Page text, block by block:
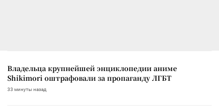
Владельца крупнейшей энциклопедии аниме
Shikimori оштрафовали за пропаганду ЛГБТ
33 минуты назад